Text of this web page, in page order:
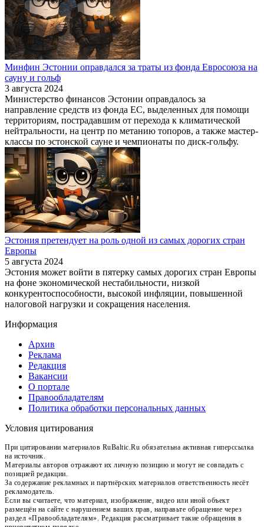
Минфин Эстонии оправдался за траты из фонда Евросоюза на
сауну и гольф
3 августа 2024
Министерство финансов Эстонии оправдалось за
направление средств из фонда ЕС, выделенных для помощи
территориям, пострадавшим от перехода к климатической
нейтральности, на центр по метанию топоров, а также мастер-
классы по эстонской сауне и чемпионаты по диск-гольфу.
Эстония претендует на роль одной из самых дорогих стран
Европы
5 августа 2024
Эстония может войти в пятерку самых дорогих стран Европы
на фоне экономической нестабильности, низкой
конкурентоспособности, высокой инфляции, повышенной
налоговой нагрузки и сокращения населения.
Информация
Архив
Реклама
Редакция
Вакансии
О портале
Правообладателям
Политика обработки персональных данных
Условия цитирования
При цитировании материалов RuBaltic.Ru обязательна активная гиперссылка
на источник.
Материалы авторов отражают их личную позицию и могут не совпадать с
позицией редакции.
За содержание рекламных и партнёрских материалов ответственность несёт
рекламодатель.
Если вы считаете, что материал, изображение, видео или иной объект
размещён на сайте с нарушением ваших прав, направьте обращение через
раздел «Правообладателям». Редакция рассматривает такие обращения в